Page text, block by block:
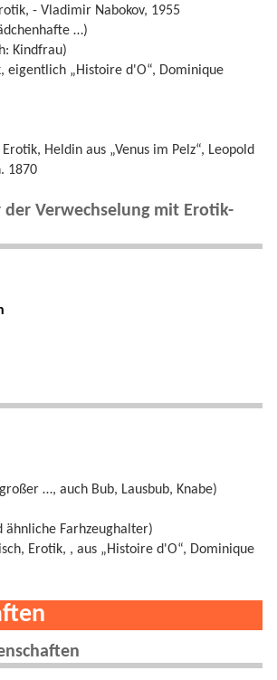
- Vladimir Nabokov, 1955
…)
Kindfrau)
eigentlich „Histoire d'O“, Dominique
Heldin aus „Venus im Pelz“, Leopold
1870
der Verwechselung mit Erotik-
…, auch Bub, Lausbub, Knabe)
ähnliche Farhzeughalter)
Erotik, , aus „Histoire d'O“, Dominique